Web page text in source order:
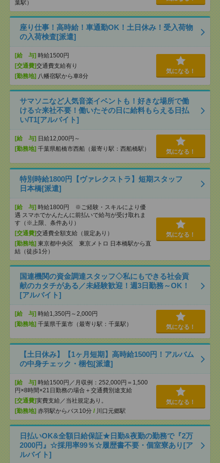
葉駅）
座り仕事！高時給！車通勤OK！土日休み！受入荷物
の入荷検査[派遣]
[給 与] 時給1500円
[交通費]交通費支給有り
[勤務地] 八幡宿駅から車8分
気になる！
サマソニなど人気音楽イベントも！好きな場所で働
ける☆来社不要！働いたその日に給料もらえる日払
い/T1[アルバイト]
[給 与] 日給12,000円～
[勤務地] 千葉県船橋市西船（最寄り駅：西船橋駅） 気になる！
特別時給1800円【ヴァレクストラ】短期スタッフ
日本橋[派遣]
[給 与] 時給1800円 ※ご経験・スキルにより優
遇 スマホでかんたんに前払いで給与が受け取れま
す（※上限、条件あり）
[交通費]交通費全額支給（規定あり）
[勤務地] 東京都中央区 東京メトロ 日本橋駅から直
結（徒歩1分）
気になる！
国連機関の資金調達スタッフ◇私にもできる社会貢
献のカタチがある／未経験歓迎！週3日勤務～OK！
[アルバイト]
[給 与] 時給1,350円～2,000円
[勤務地] 千葉県千葉市（最寄り駅：千葉駅） 気になる！
【土日休み】【1ヶ月短期】高時給1500円！アルバム
の中身チェック・梱包[派遣]
[給 与] 時給1500円／月収例：252,000円＝1,500
円×8時間×21日勤務の場合＋交通費別途支給
[交通費]実費支給／当社規定あり。
[勤務地] 赤羽駅からバス10分 / 川口元郷駅
気になる！
日払いOK&全額日給保証★日勤&夜勤の勤務で『2万
2000円』☆採用率99％☆履歴書不要・個室寮あり[ア
ルバイト]